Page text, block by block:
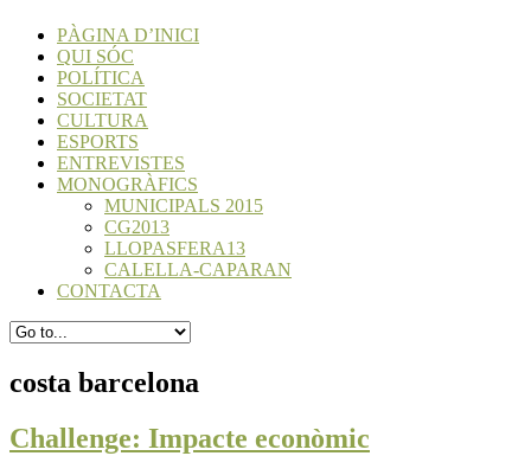
PÀGINA D’INICI
QUI SÓC
POLÍTICA
SOCIETAT
CULTURA
ESPORTS
ENTREVISTES
MONOGRÀFICS
MUNICIPALS 2015
CG2013
LLOPASFERA13
CALELLA-CAPARAN
CONTACTA
costa barcelona
Challenge: Impacte econòmic